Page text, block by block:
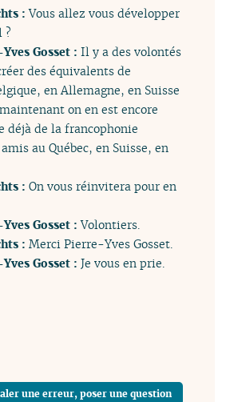
:Vous allez vous développer
?
Gosset :Il y a des volontés
des équivalents de
en Allemagne, en Suisse
on en est encore
déjà de la francophonie
au Québec, en Suisse, en
:On vous réinvitera pour en
Gosset :Volontiers.
:Merci Pierre-Yves Gosset.
Gosset :Je vous en prie.
une erreur, poser une question